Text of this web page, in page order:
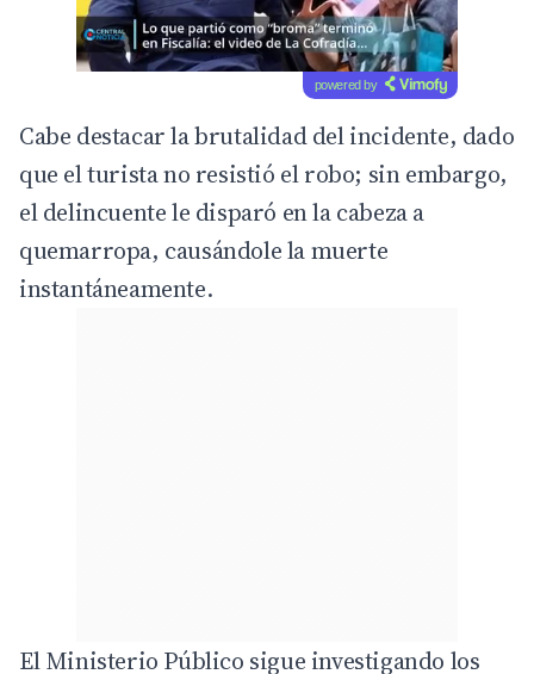
powered by
Cabe destacar la brutalidad del incidente, dado
que el turista no resistió el robo; sin embargo,
el delincuente le disparó en la cabeza a
quemarropa, causándole la muerte
instantáneamente.
El Ministerio Público sigue investigando los